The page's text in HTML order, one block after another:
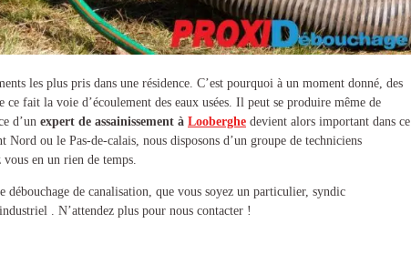
les plus pris dans une résidence. C’est pourquoi à un moment donné, des
ce fait la voie d’écoulement des eaux usées. Il peut se produire même de
d’un expert de assainissement à Looberghe devient alors important dans ce
ou le Pas-de-calais, nous disposons d’un groupe de techniciens
en un rien de temps.
débouchage de canalisation, que vous soyez un particulier, syndic
. N’attendez plus pour nous contacter !